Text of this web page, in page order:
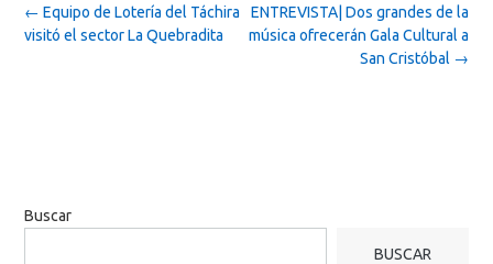
Post
navigation
ENTREVISTA| Dos grandes de la
música ofrecerán Gala Cultural a
San Cristóbal →
← Equipo de Lotería del Táchira
visitó el sector La Quebradita
Buscar
BUSCAR